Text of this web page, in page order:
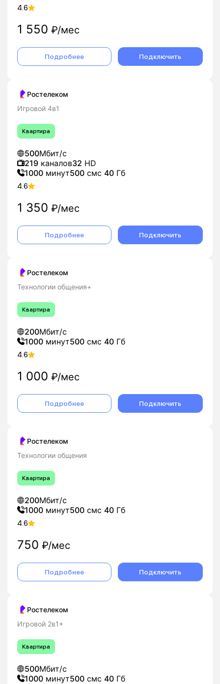
4.6
1 550 ₽/мес
Подробнее Подключить
Ростелеком
Игровой 4в1
Квартира
500Мбит/с
219 каналов32 HD
1000 минут500 смс 40 Гб
4.6
1 350 ₽/мес
Подробнее Подключить
Ростелеком
Технологии общения+
Квартира
200Мбит/с
1000 минут500 смс 40 Гб
4.6
1 000 ₽/мес
Подробнее Подключить
Ростелеком
Технологии общения
Квартира
200Мбит/с
1000 минут500 смс 40 Гб
4.6
750 ₽/мес
Подробнее Подключить
Ростелеком
Игровой 2в1+
Квартира
500Мбит/с
1000 минут500 смс 40 Гб